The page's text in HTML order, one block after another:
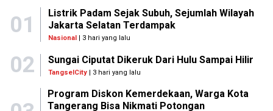
01
Listrik Padam Sejak Subuh, Sejumlah Wilayah
Jakarta Selatan Terdampak
Nasional| 3 hari yang lalu
02 Sungai Ciputat Dikeruk Dari Hulu Sampai Hilir
TangselCity | 3 hari yang lalu
Program Diskon Kemerdekaan, Warga Kota
Tangerang Bisa Nikmati Potongan